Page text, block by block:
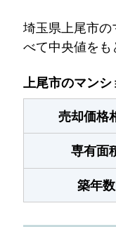
埼玉県上尾市
べて中央値をも
上尾市のマン
売却価格
専有面
築年数